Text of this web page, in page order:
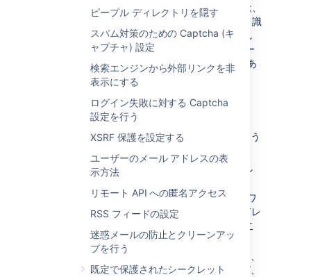
ピープル ディレクトリを隠す
スパム対策のための Captcha (キ
ャプチャ) 設定
検索エンジンから外部リンクを非
表示にする
ログイン失敗に対する Captcha
設定を行う
XSRF 保護を設定する
ユーザーのメール アドレスの表
示方法
リモート API への匿名アクセス
RSS フィードの設定
迷惑メールの防止とクリーンアッ
プを行う
既定で保護されたシークレット
ロキシやゲートウェイのアシスタンスなしでは、
Confluence がクライアント IP を単独で正しく識
別することはできません。IP アドレスを抽出し
て転送する責任はリバース プロキシまたはゲー
トウェイにあり、Confluence に直接の責任はあ
りません。
べスト プラクティス
許可リストに複数の IP アドレスを含め
て、自分自身をロックアウトできない
よう
VPN 設定に基づいて許可リストを設定し
ます。
許可リストが長い場合は、CIDR 表記やワ
イルドカード付きのパターン (IPV4 アドレ
) を使用するこ
とをお勧めします。
セキュリティ上の懸念を軽減するために、
許可リストを制限しましょう。たとえば、